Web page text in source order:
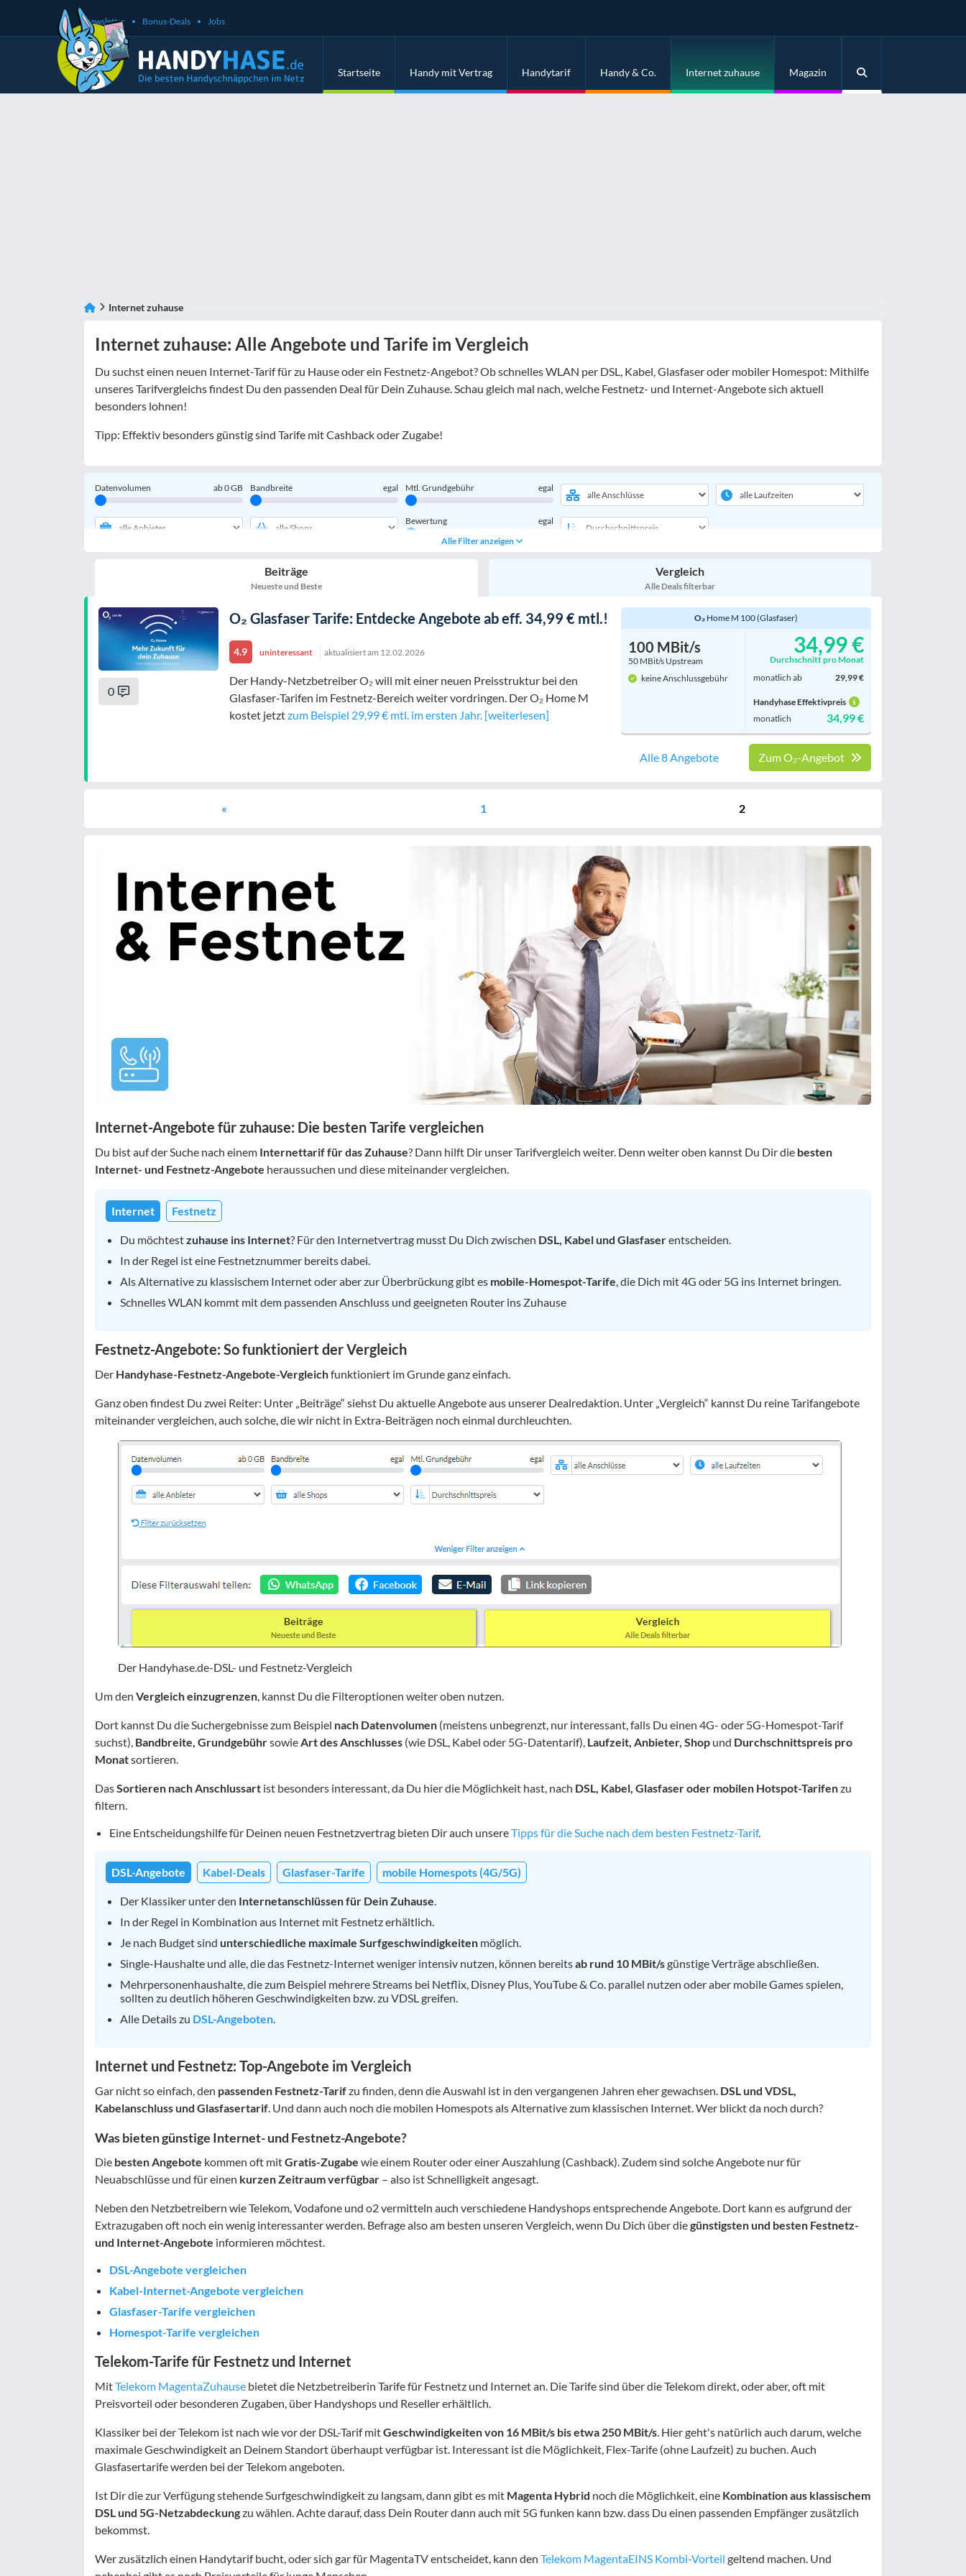
Newsletter Bonus-Deals Jobs
Startseite Handy mit Vertrag Handytarif Handy & Co. Internet zuhause Magazin
Internet zuhause
Internet zuhause: Alle Angebote und Tarife im Vergleich
Du suchst einen neuen Internet-Tarif für zu Hause oder ein Festnetz-Angebot? Ob schnelles WLAN per DSL, Kabel, Glasfaser oder mobiler Homespot: Mithilfe
unseres Tarifvergleichs findest Du den passenden Deal für Dein Zuhause. Schau gleich mal nach, welche Festnetz- und Internet-Angebote sich aktuell
besonders lohnen!
Tipp: Effektiv besonders günstig sind Tarife mit Cashback oder Zugabe!
Datenvolumen ab0GB Bandbreite egal Mtl. Grundgebühr egal
Bewertung egal
Alle Filter anzeigen
Beiträge
Neueste und Beste
Vergleich
Alle Deals filterbar
0
O₂ Glasfaser Tarife: Entdecke Angebote ab eff. 34,99 € mtl.!
4.9 uninteressant aktualisiert am 12.02.2026
Der Handy-Netzbetreiber O₂ will mit einer neuen Preisstruktur bei den
Glasfaser-Tarifen im Festnetz-Bereich weiter vordringen. Der O₂ Home M
kostet jetztzum Beispiel 29,99 € mtl. im ersten Jahr. [weiterlesen]
O₂ Home M 100 (Glasfaser)
100 MBit/s
50 MBit/s Upstream
keine Anschlussgebühr
34,99 €
Durchschnitt pro Monat
monatlich ab
29,99 €
Handyhase Effektivpreis
monatlich
34,99 €
Zum O₂-Angebot
Alle 8 Angebote
« 1 2
Internet-Angebote für zuhause: Die besten Tarife vergleichen
Du bist auf der Suche nach einem Internettarif für das Zuhause? Dann hilft Dir unser Tarifvergleich weiter. Denn weiter oben kannst Du Dir die besten
Internet- und Festnetz-Angebote heraussuchen und diese miteinander vergleichen.
Internet Festnetz
Du möchtestzuhause ins Internet? Für den Internetvertrag musst Du Dich zwischen DSL, Kabel und Glasfaserentscheiden.
In der Regel ist eine Festnetznummer bereits dabei.
Als Alternative zu klassischem Internet oder aber zur Überbrückung gibt es mobile-Homespot-Tarife, die Dich mit 4G oder 5G ins Internet bringen.
Schnelles WLAN kommt mit dem passenden Anschluss und geeigneten Router ins Zuhause
Festnetz-Angebote: So funktioniert der Vergleich
Der Handyhase-Festnetz-Angebote-Vergleichfunktioniert im Grunde ganz einfach.
Ganz oben findest Du zwei Reiter: Unter „Beiträge“ siehst Du aktuelle Angebote aus unserer Dealredaktion. Unter „Vergleich“ kannst Du reine Tarifangebote
miteinander vergleichen, auch solche, die wir nicht in Extra-Beiträgen noch einmal durchleuchten.
Der Handyhase.de-DSL- und Festnetz-Vergleich
Um den Vergleich einzugrenzen, kannst Du die Filteroptionen weiter oben nutzen.
Dort kannst Du die Suchergebnisse zum Beispiel nach Datenvolumen (meistens unbegrenzt, nur interessant, falls Du einen 4G- oder 5G-Homespot-Tarif
suchst), Bandbreite, GrundgebührsowieArt des Anschlusses (wie DSL, Kabel oder 5G-Datentarif), Laufzeit, Anbieter, Shop und Durchschnittspreis pro
Monatsortieren.
DasSortieren nach Anschlussart ist besonders interessant, da Du hier die Möglichkeit hast, nach DSL, Kabel, Glasfaser oder mobilen Hotspot-Tarifenzu
filtern.
Eine Entscheidungshilfe für Deinen neuen Festnetzvertrag bieten Dir auch unsereTipps für die Suche nach dem besten Festnetz-Tarif.
DSL-Angebote Kabel-Deals Glasfaser-Tarife mobile Homespots (4G/5G)
Der Klassiker unter den Internetanschlüssen für Dein Zuhause.
In der Regel in Kombination aus Internet mit Festnetz erhältlich.
Je nach Budget sind unterschiedliche maximale Surfgeschwindigkeiten möglich.
Single-Haushalte und alle, die das Festnetz-Internet weniger intensiv nutzen, können bereitsab rund 10 MBit/sgünstige Verträge abschließen.
Mehrpersonenhaushalte, die zum Beispiel mehrere Streams bei Netflix, Disney Plus, YouTube & Co. parallel nutzen oder aber mobile Games spielen,
sollten zu deutlich höheren Geschwindigkeiten bzw. zu VDSL greifen.
Alle Details zu DSL-Angeboten.
Internet und Festnetz: Top-Angebote im Vergleich
Gar nicht so einfach, den passenden Festnetz-Tarifzu finden, denn die Auswahl ist in den vergangenen Jahren eher gewachsen. DSL und VDSL,
Kabelanschluss und Glasfasertarif. Und dann auch noch die mobilen Homespots als Alternative zum klassischen Internet. Wer blickt da noch durch?
Was bieten günstige Internet- und Festnetz-Angebote?
Die besten Angebote kommen oft mitGratis-Zugabe wie einem Router oder einer Auszahlung (Cashback). Zudem sind solche Angebote nur für
Neuabschlüsse und für einen kurzen Zeitraum verfügbar – also ist Schnelligkeit angesagt.
Neben den Netzbetreibern wie Telekom, Vodafone und o2 vermitteln auch verschiedene Handyshops entsprechende Angebote. Dort kann es aufgrund der
Extrazugaben oft noch ein wenig interessanter werden. Befrage also am besten unseren Vergleich, wenn Du Dich über diegünstigsten und besten Festnetz-
und Internet-Angebote informieren möchtest.
DSL-Angebote vergleichen
Kabel-Internet-Angebote vergleichen
Glasfaser-Tarife vergleichen
Homespot-Tarife vergleichen
Telekom-Tarife für Festnetz und Internet
MitTelekom MagentaZuhause bietet die Netzbetreiberin Tarife für Festnetz und Internet an. Die Tarife sind über die Telekom direkt, oder aber, oft mit
Preisvorteil oder besonderen Zugaben, über Handyshops und Reseller erhältlich.
Klassiker bei der Telekom ist nach wie vor der DSL-Tarif mitGeschwindigkeiten von 16 MBit/s bis etwa 250 MBit/s. Hier geht's natürlich auch darum, welche
maximale Geschwindigkeit an Deinem Standort überhaupt verfügbar ist. Interessant ist die Möglichkeit, Flex-Tarife (ohne Laufzeit) zu buchen. Auch
Glasfasertarife werden bei der Telekom angeboten.
Ist Dir die zur Verfügung stehende Surfgeschwindigkeit zu langsam, dann gibt es mit Magenta Hybrid noch die Möglichkeit, eine Kombination aus klassischem
DSL und 5G-Netzabdeckungzu wählen. Achte darauf, dass Dein Router dann auch mit 5G funken kann bzw. dass Du einen passenden Empfänger zusätzlich
bekommst.
Wer zusätzlich einen Handytarif bucht, oder sich gar für MagentaTV entscheidet, kann den Telekom MagentaEINS Kombi-Vorteil geltend machen. Und